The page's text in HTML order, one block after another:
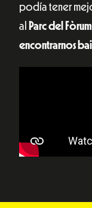
podía tener
al Parc del
encontrarnos